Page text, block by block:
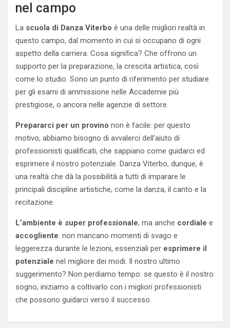
nel campo
La scuola di Danza Viterbo è una delle migliori realtà in
questo campo, dal momento in cui si occupano di ogni
aspetto della carriera. Cosa significa? Che offrono un
supporto per la preparazione, la crescita artistica, così
come lo studio. Sono un punto di riferimento per studiare
per gli esami di ammissione nelle Accademie più
prestigiose, o ancora nelle agenzie di settore.
Prepararci per un provino non è facile: per questo
motivo, abbiamo bisogno di avvalerci dell’aiuto di
professionisti qualificati, che sappiano come guidarci ed
esprimere il nostro potenziale. Danza Viterbo, dunque, è
una realtà che dà la possibilità a tutti di imparare le
principali discipline artistiche, come la danza, il canto e la
recitazione.
L’ambiente è super professionale, ma anche cordiale e
accogliente: non mancano momenti di svago e
leggerezza durante le lezioni, essenziali per esprimere il
potenziale nel migliore dei modi. Il nostro ultimo
suggerimento? Non perdiamo tempo: se questo è il nostro
sogno, iniziamo a coltivarlo con i migliori professionisti
che possono guidarci verso il successo.